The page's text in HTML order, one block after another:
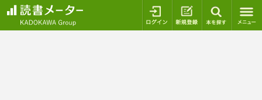
ログイン 新規登録